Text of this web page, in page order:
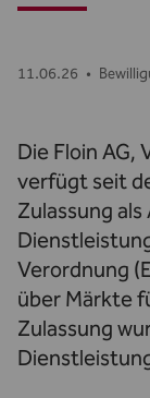
11.06.26 •
Die Floin AG,
verfügt seit
Zulassung
Verordnung
über Märkte
Zulassung